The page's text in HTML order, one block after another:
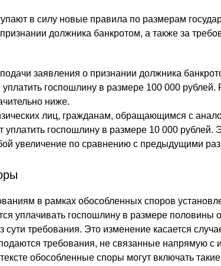
в силу новые правила по размерам
должника банкротом, а также за
заявления о признании должника
уплатить госпошлину в размере 100 000
ниже.
лиц, гражданам, обращающимся с
уплатить госпошлину в размере 10 000 рублей.
увеличение по сравнению с предыдущими
в рамках обособленных споров
уплачивать госпошлину в размере половины
сути требования. Это изменение касается
требования, не связанные напрямую с
обособленные споры могут включать